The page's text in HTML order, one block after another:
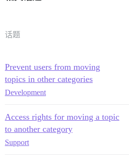
话题
Prevent users from moving
topics in other categories
Development
Access rights for moving a topic
to another category
Support